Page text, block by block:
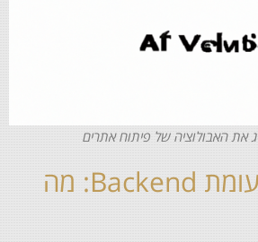
את האבולוציה של פיתוח אתרים
Frontend לעומת Backend: מה